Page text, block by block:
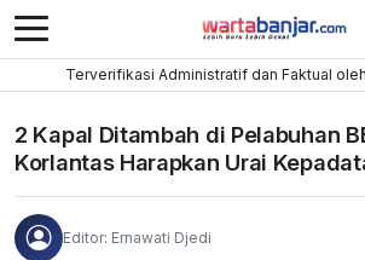
Terverifikasi Administratif dan Faktual
2 Kapal Ditambah di Pelabuhan
Korlantas Harapkan Urai
Editor: Ernawati Djedi